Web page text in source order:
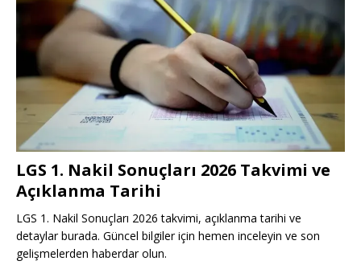
LGS 1. Nakil Sonuçları 2026 Takvimi ve
Açıklanma Tarihi
LGS 1. Nakil Sonuçları 2026 takvimi, açıklanma tarihi ve
detaylar burada. Güncel bilgiler için hemen inceleyin ve son
gelişmelerden haberdar olun.